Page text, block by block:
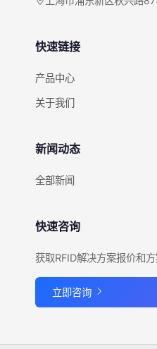
快速链接
产品中心
关于我们
新闻动态
全部新闻
快速咨询
获取RFID解决方案报价和
立即咨询